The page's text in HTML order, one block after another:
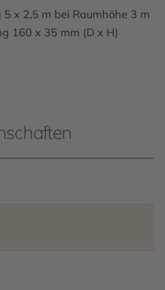
x 2,5 m bei Raumhöhe 3 m
160 x 35 mm (D x H)